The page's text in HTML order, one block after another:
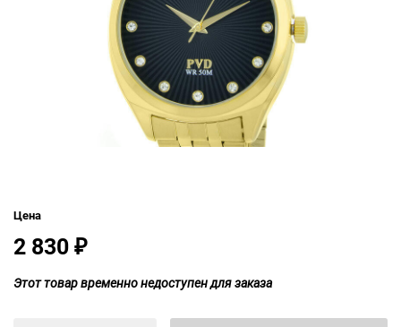
Цена
2 830 ₽
Этот товар временно недоступен для заказа